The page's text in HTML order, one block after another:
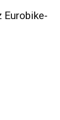
Eurobike-